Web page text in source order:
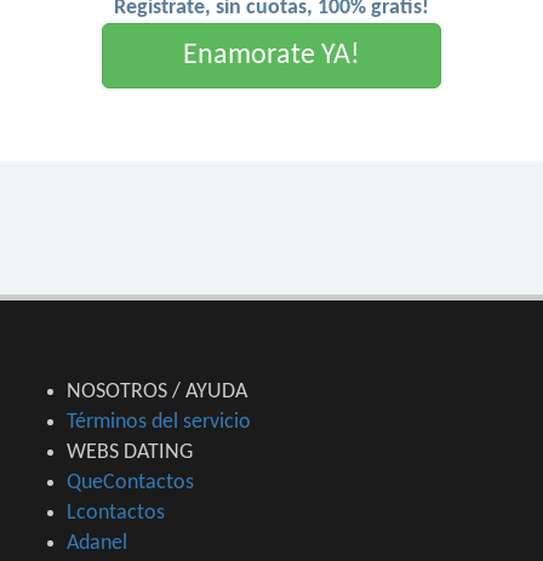
Registrate, sin cuotas, 100% gratis!
Enamorate YA!
NOSOTROS / AYUDA
Términos del servicio
WEBS DATING
QueContactos
Lcontactos
Adanel